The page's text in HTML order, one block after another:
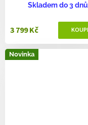
Skladem do 3 dnů
3 799 Kč
Novinka